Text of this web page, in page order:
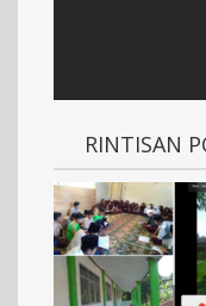
RINTISAN